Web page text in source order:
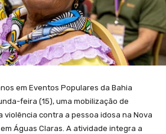
em Eventos Populares da Bahia
feira (15), uma mobilização de
violência contra a pessoa idosa na Nova
Águas Claras. A atividade integra a